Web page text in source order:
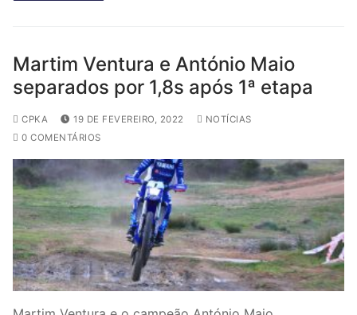
Martim Ventura e António Maio
separados por 1,8s após 1ª etapa
CPKA 19 DE FEVEREIRO, 2022
NOTÍCIAS
0 COMENTÁRIOS